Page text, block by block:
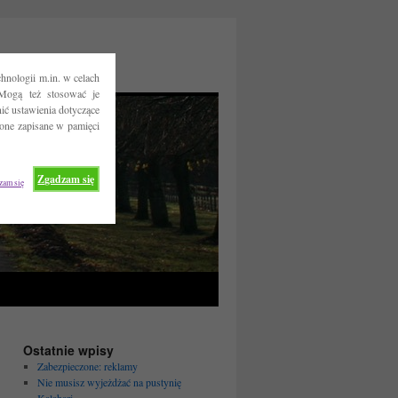
m.in. w celach
też stosować je
ustawienia dotyczące
zapisane w pamięci
Zgadzam się
się
Ostatnie wpisy
Zabezpieczone: reklamy
Nie musisz wyjeżdżać na pustynię